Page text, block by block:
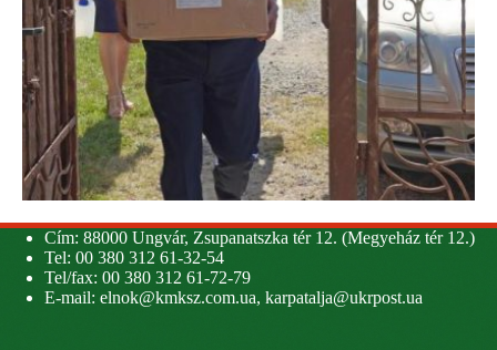
Cím: 88000 Ungvár, Zsupanatszka tér 12. (Megyeház tér 12.)
Tel: 00 380 312 61-32-54
Tel/fax: 00 380 312 61-72-79
E-mail: elnok@kmksz.com.ua, karpatalja@ukrpost.ua